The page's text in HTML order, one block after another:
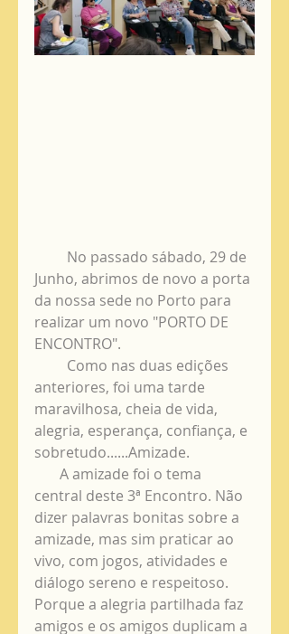
No passado sábado, 29 de
Junho, abrimos de novo a porta
da nossa sede no Porto para
realizar um novo "PORTO DE
ENCONTRO".
Como nas duas edições
anteriores, foi uma tarde
maravilhosa, cheia de vida,
alegria, esperança, confiança, e
sobretudo......Amizade.
A amizade foi o tema
central deste 3ª Encontro. Não
dizer palavras bonitas sobre a
amizade, mas sim praticar ao
vivo, com jogos, atividades e
diálogo sereno e respeitoso.
Porque a alegria partilhada faz
amigos e os amigos duplicam a